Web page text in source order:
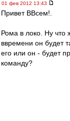
01 фев 2012 13:43
Привет ВВсем!.
Рома в локо. Ну что
ввремени он будет
его или он - будет
команду?